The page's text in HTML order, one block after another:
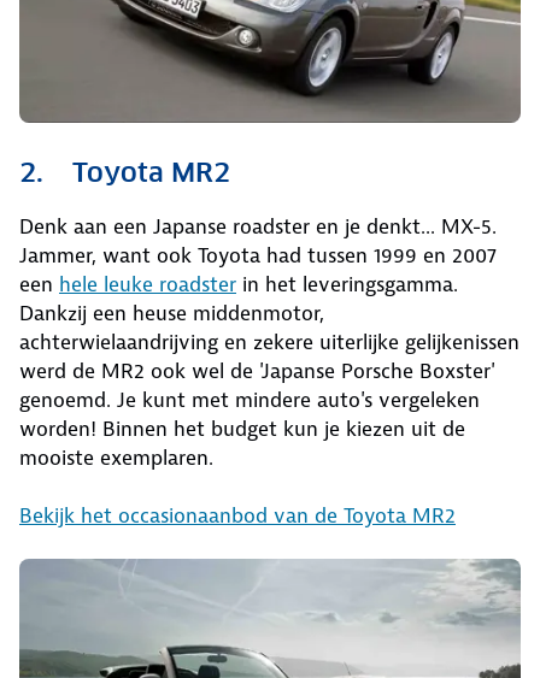
2. Toyota MR2
Denk aan een Japanse roadster en je denkt... MX-5.
Jammer, want ook Toyota had tussen 1999 en 2007
een hele leuke roadster in het leveringsgamma.
Dankzij een heuse middenmotor,
achterwielaandrijving en zekere uiterlijke gelijkenissen
werd de MR2 ook wel de 'Japanse Porsche Boxster'
genoemd. Je kunt met mindere auto's vergeleken
worden! Binnen het budget kun je kiezen uit de
mooiste exemplaren.
Bekijk het occasionaanbod van de Toyota MR2